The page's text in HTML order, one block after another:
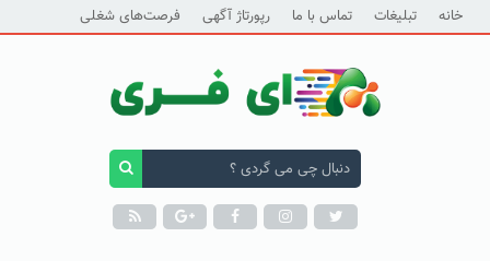
خانه تبلیغات تماس با ما رپورتاژ آگهی فرصت‌های شغلی